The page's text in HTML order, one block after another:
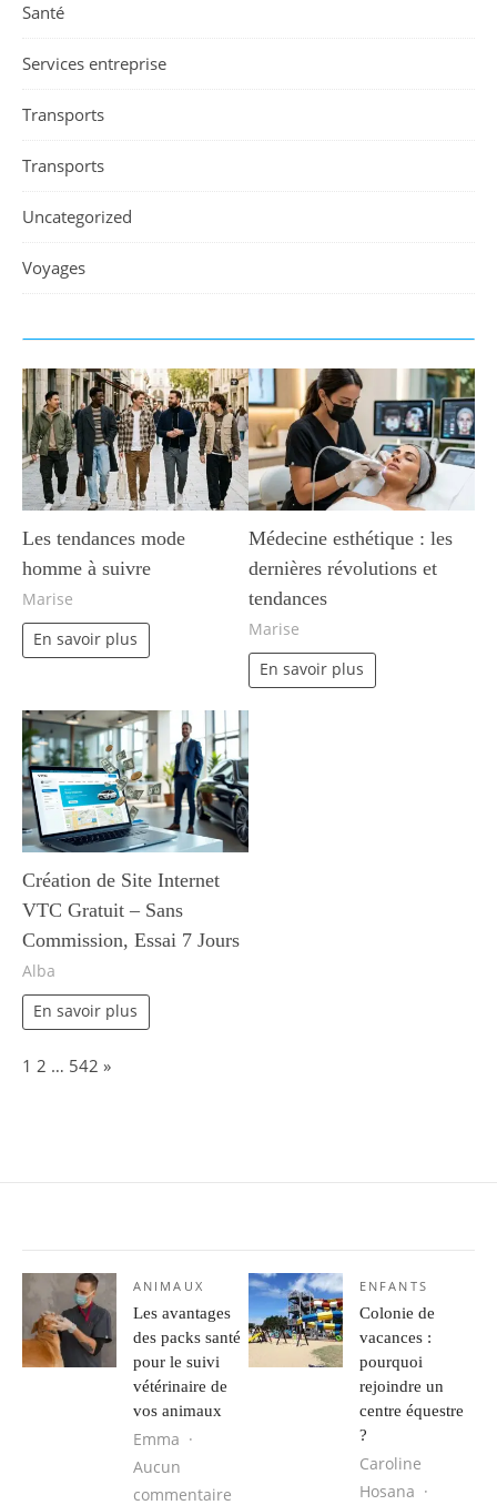
Santé
Services entreprise
Transports
Transports
Uncategorized
Voyages
Les tendances mode
homme à suivre
Marise
En savoir plus
Médecine esthétique : les
dernières révolutions et
tendances
Marise
En savoir plus
Création de Site Internet
VTC Gratuit – Sans
Commission, Essai 7 Jours
Alba
En savoir plus
Page:
1 2 … 542 Next
»
ANIMAUX
Les avantages
des packs santé
pour le suivi
vétérinaire de
vos animaux
Emma
Aucun
commentaire sur Les avantages des packs
ENFANTS
Colonie de
vacances :
pourquoi
rejoindre un
centre équestre
?
Caroline
Hosana